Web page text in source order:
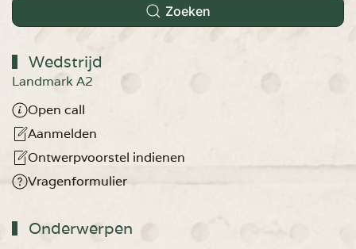
Zoeken
Wedstrijd
Landmark A2
Open call
Aanmelden
Ontwerpvoorstel indienen
Vragenformulier
Onderwerpen